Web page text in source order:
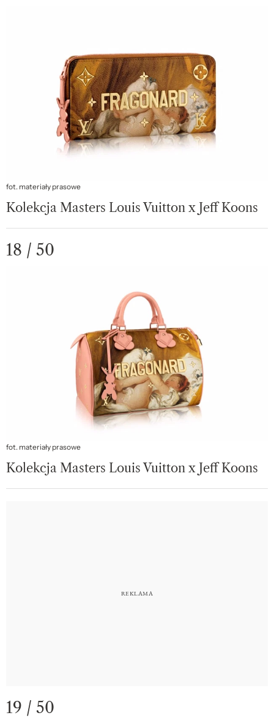
fot. materiały prasowe
Kolekcja Masters Louis Vuitton x Jeff Koons
18 / 50
fot. materiały prasowe
Kolekcja Masters Louis Vuitton x Jeff Koons
19 / 50